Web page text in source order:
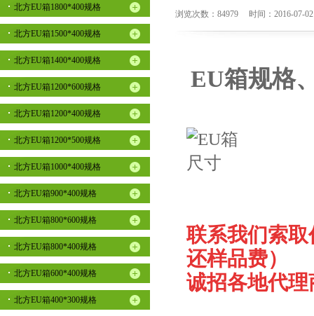
北方EU箱1800*400规格
北方EU箱1500*400规格
北方EU箱1400*400规格
北方EU箱1200*600规格
北方EU箱1200*400规格
北方EU箱1200*500规格
北方EU箱1000*400规格
北方EU箱900*400规格
北方EU箱800*600规格
北方EU箱800*400规格
北方EU箱600*400规格
北方EU箱400*300规格
浏览次数：84979 时间：2016-07-02
EU箱规格
联系我们索
还样品费）
诚招各地代